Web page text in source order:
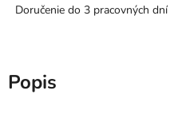
Doručenie do 3 pracovných dní
Popis